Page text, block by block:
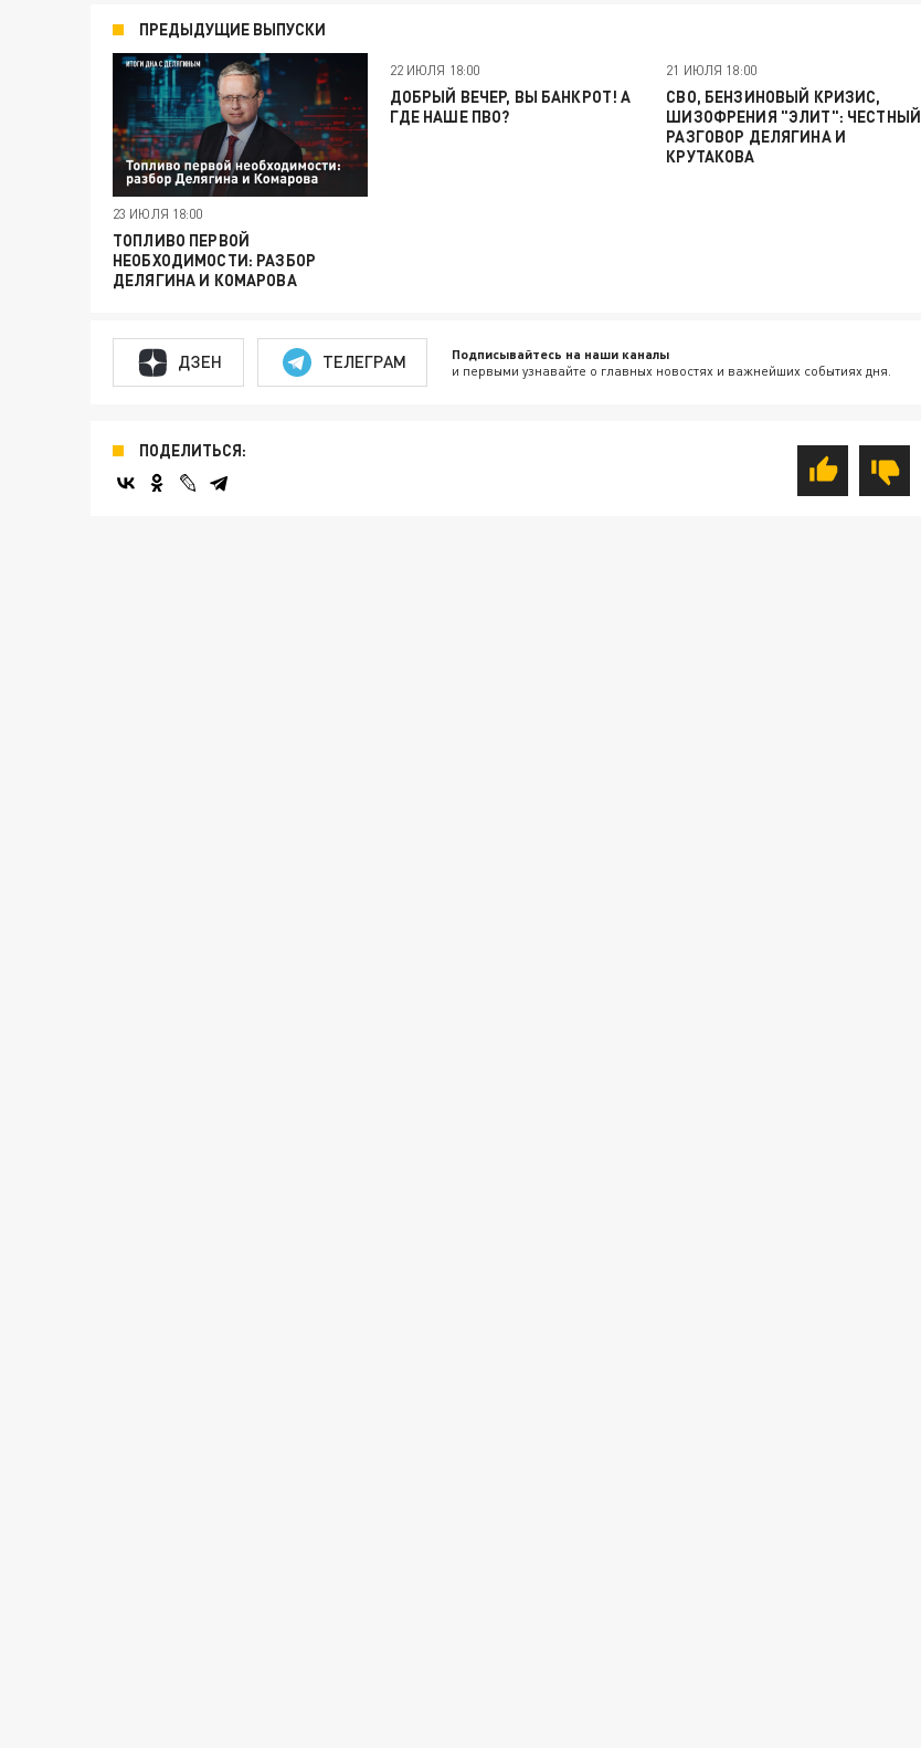
ПРЕДЫДУЩИЕ ВЫПУСКИ
23 ИЮЛЯ 18:00
ТОПЛИВО ПЕРВОЙ
НЕОБХОДИМОСТИ: РАЗБОР
ДЕЛЯГИНА И КОМАРОВА
22 ИЮЛЯ 18:00
ДОБРЫЙ ВЕЧЕР, ВЫ БАНКРОТ! А
ГДЕ НАШЕ ПВО?
21 ИЮЛЯ 18:00
СВО, БЕНЗИНОВЫЙ КРИЗИС,
ШИЗОФРЕНИЯ "ЭЛИТ": ЧЕСТНЫЙ
РАЗГОВОР ДЕЛЯГИНА И
КРУТАКОВА
ДЗЕН ТЕЛЕГРАМ Подписывайтесь на наши каналы
и первыми узнавайте о главных новостях и важнейших событиях дня.
ПОДЕЛИТЬСЯ: